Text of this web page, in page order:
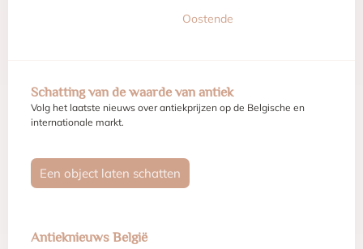
Oostende
Schatting van de waarde van antiek
Volg het laatste nieuws over antiekprijzen op de Belgische en
internationale markt.
Een object laten schatten
Antieknieuws België